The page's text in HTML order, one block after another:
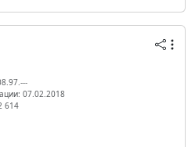
07.02.2018
614